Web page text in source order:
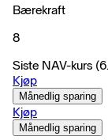
Bærekraft
8
Siste NAV-kurs
Kjøp
Månedlig sparing
Kjøp
Månedlig sparing